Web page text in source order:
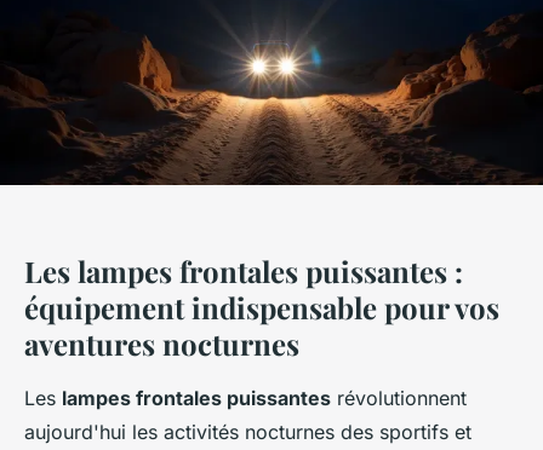
Les lampes frontales puissantes :
équipement indispensable pour vos
aventures nocturnes
Les lampes frontales puissantes révolutionnent
aujourd'hui les activités nocturnes des sportifs et